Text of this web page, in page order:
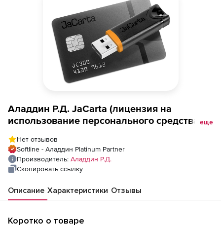
Аладдин Р.Д. JaCarta (лицензия на
использование персонального средства
10000 лиц. (за лицензию)
еще
Нет отзывов
Softline - Аладдин Platinum Partner
Производитель: Аладдин Р.Д.
Скопировать ссылку
Описание Характеристики Отзывы
Коротко о товаре